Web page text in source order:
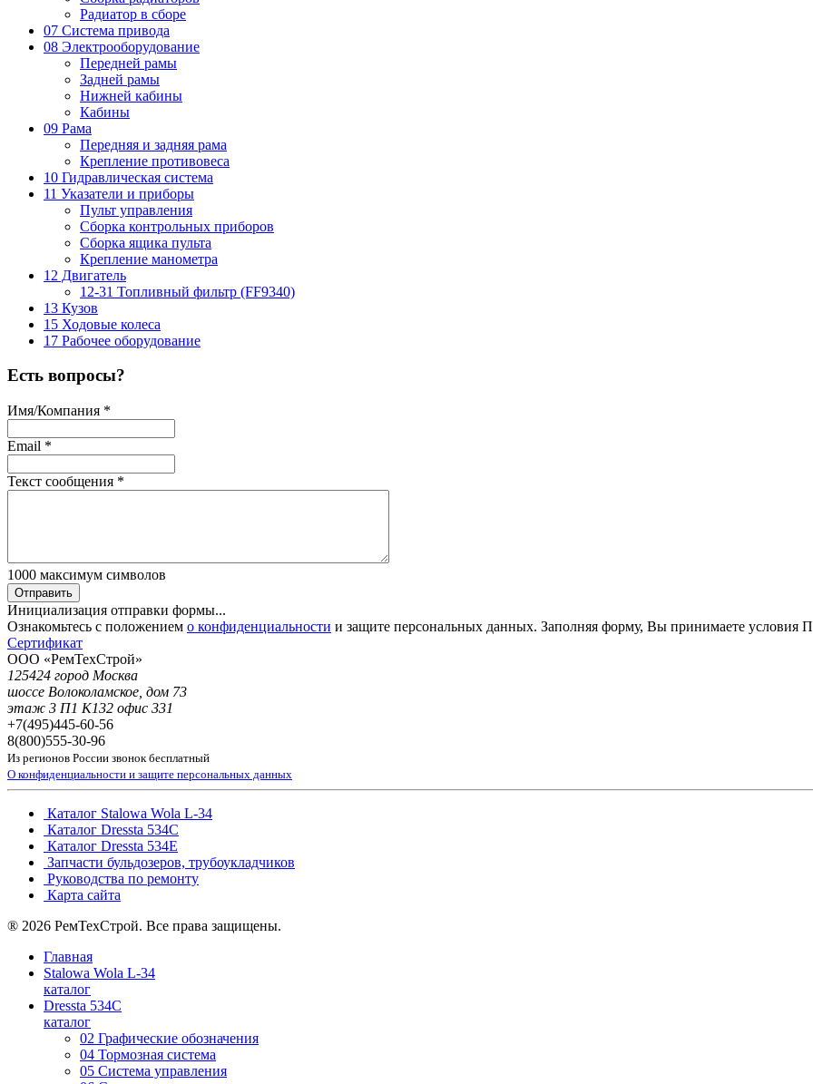
Радиатор в сборе
07 Система привода
08 Электрооборудование
Передней рамы
Задней рамы
Нижней кабины
Кабины
09 Рама
Передняя и задняя рама
Крепление противовеса
10 Гидравлическая система
11 Указатели и приборы
Пульт управления
Сборка контрольных приборов
Сборка ящика пульта
Крепление манометра
12 Двигатель
12-31 Топливный фильтр (FF9340)
13 Кузов
15 Ходовые колеса
17 Рабочее оборудование
Есть вопросы?
Имя/Компания *
Email *
Текст сообщения *
1000 максимум символов
Отправить
Инициализация отправки формы...
Ознакомьтесь с положением о конфиденциальности и защите персональных данных. Заполняя форму, Вы принимаете условия
Сертификат
ООО «РемТехСтрой»
125424 город Москва
шоссе Волоколамское, дом 73
этаж 3 П1 К132 офис 331
+7(495)445-60-56
8(800)555-30-96
Из регионов России звонок бесплатный
О конфиденциальности и защите персональных данных
Каталог Stalowa Wola L-34
Каталог Dressta 534C
Каталог Dressta 534E
Запчасти бульдозеров, трубоукладчиков
Руководства по ремонту
Карта сайта
® 2026 РемТехСтрой. Все права защищены.
Главная
Stalowa Wola L-34
каталог
Dressta 534C
каталог
02 Графические обозначения
04 Тормозная система
05 Система управления